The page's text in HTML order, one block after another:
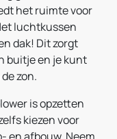
het ruimte voor
luchtkussen
dak! Dit zorgt
buitje en je kunt
zon.
is opzetten
kiezen voor